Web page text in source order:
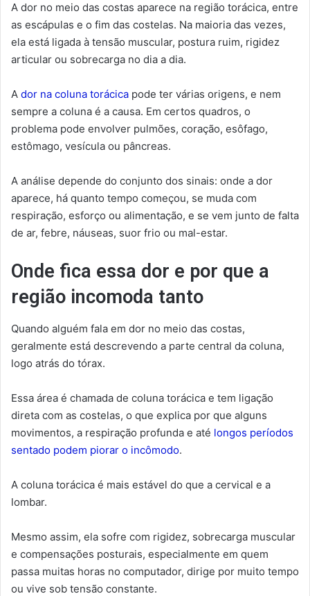
A dor no meio das costas aparece na região torácica, entre
as escápulas e o fim das costelas. Na maioria das vezes,
ela está ligada à tensão muscular, postura ruim, rigidez
articular ou sobrecarga no dia a dia.
A dor na coluna torácica pode ter várias origens, e nem
sempre a coluna é a causa. Em certos quadros, o
problema pode envolver pulmões, coração, esôfago,
estômago, vesícula ou pâncreas.
A análise depende do conjunto dos sinais: onde a dor
aparece, há quanto tempo começou, se muda com
respiração, esforço ou alimentação, e se vem junto de falta
de ar, febre, náuseas, suor frio ou mal-estar.
Onde fica essa dor e por que a
região incomoda tanto
Quando alguém fala em dor no meio das costas,
geralmente está descrevendo a parte central da coluna,
logo atrás do tórax.
Essa área é chamada de coluna torácica e tem ligação
direta com as costelas, o que explica por que alguns
movimentos, a respiração profunda e até longos períodos
sentado podem piorar o incômodo.
A coluna torácica é mais estável do que a cervical e a
lombar.
Mesmo assim, ela sofre com rigidez, sobrecarga muscular
e compensações posturais, especialmente em quem
passa muitas horas no computador, dirige por muito tempo
ou vive sob tensão constante.